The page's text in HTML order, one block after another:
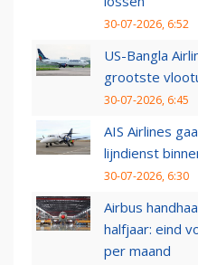
30-07-2026, 6:52
US-Bangla
grootste
30-07-2026, 6:45
AIS Airlines
lijndienst
30-07-2026, 6:30
Airbus
halfjaar: eind
per maand